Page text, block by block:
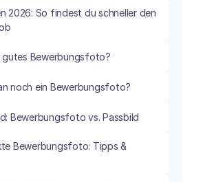
2026: So findest du schneller den
gutes Bewerbungsfoto?
noch ein Bewerbungsfoto?
Bewerbungsfoto vs. Passbild
Bewerbungsfoto: Tipps &